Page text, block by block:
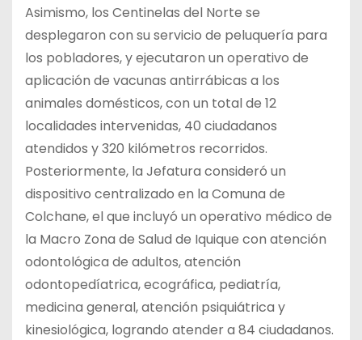
Asimismo, los Centinelas del Norte se
desplegaron con su servicio de peluquería para
los pobladores, y ejecutaron un operativo de
aplicación de vacunas antirrábicas a los
animales domésticos, con un total de 12
localidades intervenidas, 40 ciudadanos
atendidos y 320 kilómetros recorridos.
Posteriormente, la Jefatura consideró un
dispositivo centralizado en la Comuna de
Colchane, el que incluyó un operativo médico de
la Macro Zona de Salud de Iquique con atención
odontológica de adultos, atención
odontopedíatrica, ecográfica, pediatría,
medicina general, atención psiquiátrica y
kinesiológica, logrando atender a 84 ciudadanos.